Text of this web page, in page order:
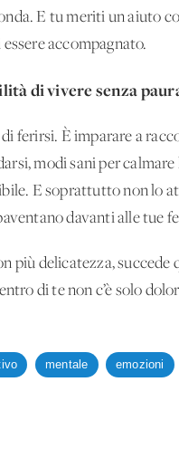
E tu meriti un aiuto
accompagnato.
di vivere senza
ferirsi. È imparare a
modi sani per
E soprattutto non lo
davanti alle tue
più delicatezza,
di te non c’è solo
mentale emozioni